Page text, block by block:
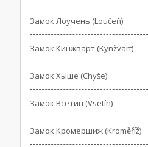
Замок Лоучень (Loučeň)
Замок Кинжварт (Kynžvart)
Замок Хыше (Chyše)
Замок Всетин (Vsetín)
Замок Кромершиж (Kroměříž)